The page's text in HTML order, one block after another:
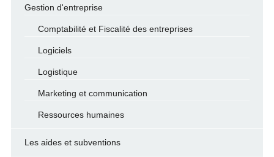
Gestion d'entreprise
Comptabilité et Fiscalité des entreprises
Logiciels
Logistique
Marketing et communication
Ressources humaines
Les aides et subventions